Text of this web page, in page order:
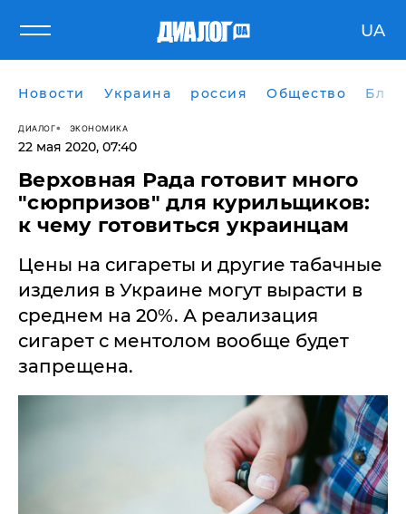
UA
Новости Украина россия Общество
ДИАЛОГ ЭКОНОМИКА
22 мая 2020, 07:40
Верховная Рада готовит много
"сюрпризов" для курильщиков:
к чему готовиться украинцам
Цены на сигареты и другие табачные
изделия в Украине могут вырасти в
среднем на 20%. А реализация
сигарет с ментолом вообще будет
запрещена.